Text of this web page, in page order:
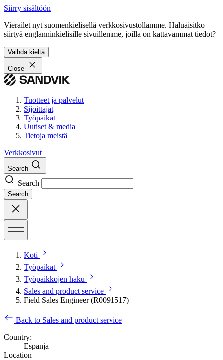
Siirry sisältöön
Vierailet nyt suomenkielisellä verkkosivustollamme. Haluaisitko
siirtyä englanninkielisille sivuillemme, joilla on kattavammat tiedot?
Vaihda kieltä
Close
Tuotteet ja palvelut
Sijoittajat
Työpaikat
Uutiset & media
Tietoja meistä
Verkkosivut
Search
Search
Search
Koti
Työpaikat
Työpaikkojen haku
Sales and product service
Field Sales Engineer (R0091517)
Back to Sales and product service
Country:
Espanja
Location